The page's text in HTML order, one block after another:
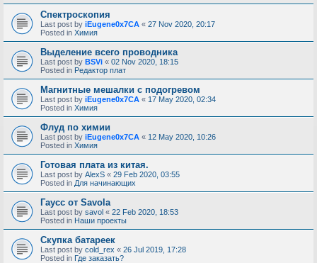
Спектроскопия
Last post by iEugene0x7CA « 27 Nov 2020, 20:17
Posted in Химия
Выделение всего проводника
Last post by BSVi « 02 Nov 2020, 18:15
Posted in Редактор плат
Магнитные мешалки с подогревом
Last post by iEugene0x7CA « 17 May 2020, 02:34
Posted in Химия
Флуд по химии
Last post by iEugene0x7CA « 12 May 2020, 10:26
Posted in Химия
Готовая плата из китая.
Last post by AlexS « 29 Feb 2020, 03:55
Posted in Для начинающих
Гаусс от Savola
Last post by savol « 22 Feb 2020, 18:53
Posted in Наши проекты
Скупка батареек
Last post by cold_rex « 26 Jul 2019, 17:28
Posted in Где заказать?